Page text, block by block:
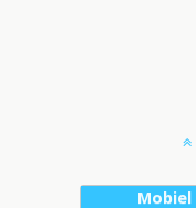
Mobiel